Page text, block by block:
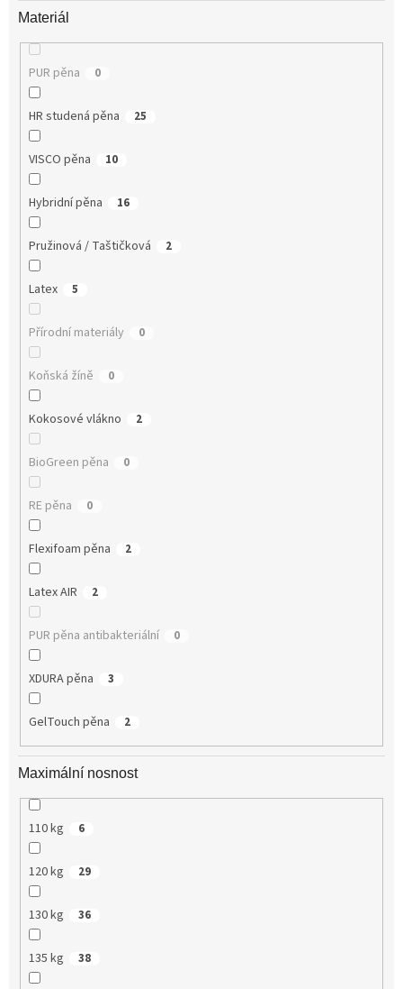
Materiál
PUR pěna 0
HR studená pěna 25
VISCO pěna 10
Hybridní pěna 16
Pružinová / Taštičková 2
Latex 5
Přírodní materiály 0
Koňská žíně 0
Kokosové vlákno 2
BioGreen pěna 0
RE pěna 0
Flexifoam pěna 2
Latex AIR 2
PUR pěna antibakteriální 0
XDURA pěna 3
GelTouch pěna 2
Maximální nosnost
110 kg 6
120 kg 29
130 kg 36
135 kg 38